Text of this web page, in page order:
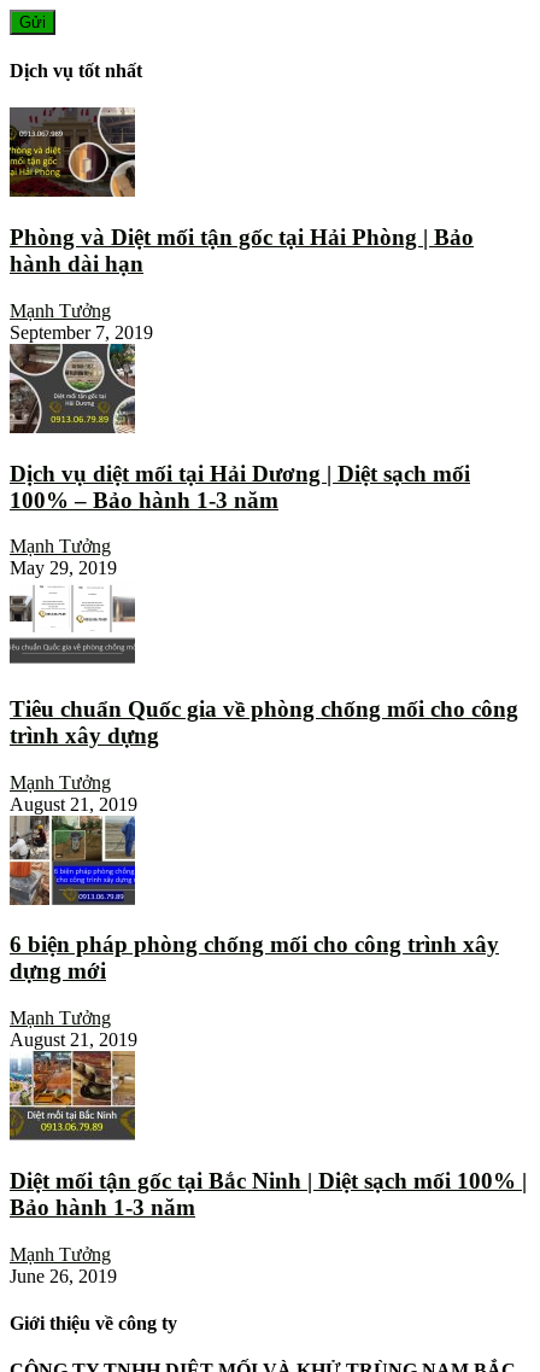
Dịch vụ tốt nhất
Phòng và Diệt mối tận gốc tại Hải Phòng | Bảo
hành dài hạn
Mạnh Tưởng
September 7, 2019
Dịch vụ diệt mối tại Hải Dương | Diệt sạch mối
100% – Bảo hành 1-3 năm
Mạnh Tưởng
May 29, 2019
Tiêu chuẩn Quốc gia về phòng chống mối cho công
trình xây dựng
Mạnh Tưởng
August 21, 2019
6 biện pháp phòng chống mối cho công trình xây
dựng mới
Mạnh Tưởng
August 21, 2019
Diệt mối tận gốc tại Bắc Ninh | Diệt sạch mối 100% |
Bảo hành 1-3 năm
Mạnh Tưởng
June 26, 2019
Giới thiệu về công ty